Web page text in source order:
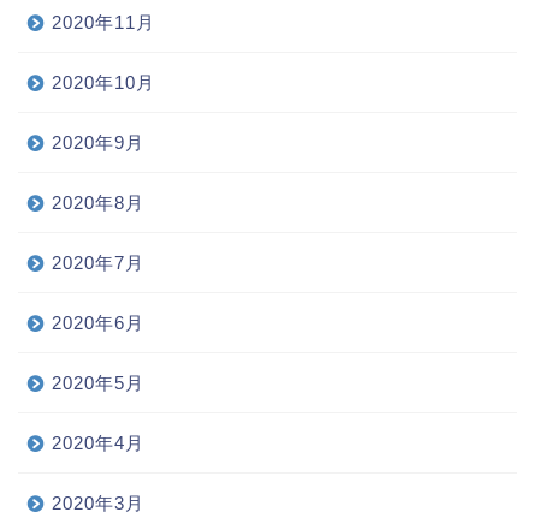
2020年11月
2020年10月
2020年9月
2020年8月
2020年7月
2020年6月
2020年5月
2020年4月
2020年3月